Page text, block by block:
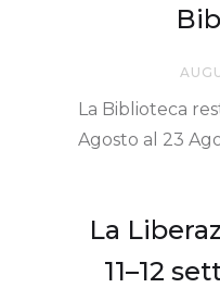
La Biblioteca
Agosto al 23
La
11–12